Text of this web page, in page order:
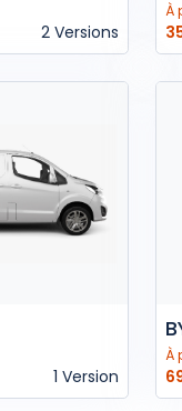
2 Versions
À
1 Version
À